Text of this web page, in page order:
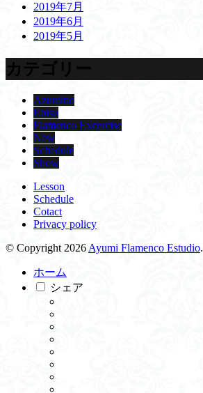
2019年7月
2019年6月
2019年5月
カテゴリー
Azumino
Ebisu
Flamenco Excercise
New
Schedule
Show
Lesson
Schedule
Cotact
Privacy policy
© Copyright 2026 Ayumi Flamenco Estudio.
ホーム
シェア